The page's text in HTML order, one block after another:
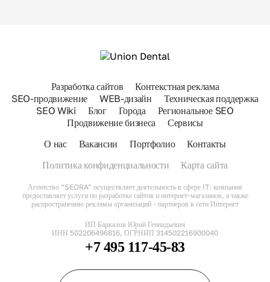
Разработка сайтов
Контекстная реклама
SEO-продвижение
WEB-дизайн
Техническая поддержка
SEO Wiki
Блог Города
Региональное SEO
Продвижение бизнеса
Сервисы
О нас
Вакансии Портфолио
Контакты
Политика конфиденциальности
Карта сайта
Агентство “SEORA” осуществляет деятельность в сфере IT: компания
предоставляет услуги по разработке сайтов и интернет-магазинов, а также
распространению рекламы организаций - партнеров в сети Интернет
ИП Баркалов Юрий Геннадьевич
ИНН 502206496816, ОГРНИП 314502216900040
+7 495 117-45-83